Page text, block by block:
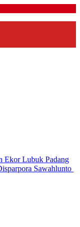
Ekor Lubuk Padang
Sawahlunto